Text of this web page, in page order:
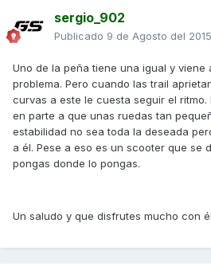
sergio_902
Publicado 9 de Agosto del 2015
Uno de la peña tiene una igual y viene
problema. Pero cuando las trail
curvas a este le cuesta seguir el
en parte a que unas ruedas tan
estabilidad no sea toda la deseada
a él. Pese a eso es un scooter que se
pongas donde lo pongas.
Un saludo y que disfrutes mucho con él